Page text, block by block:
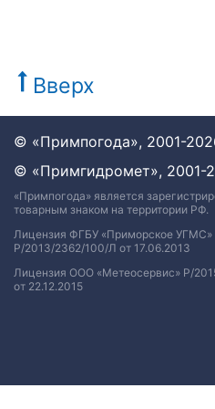
Вверх
© «Примпогода», 2001-
© «Примгидромет», 2001-
«Примпогода» является
товарным знаком на территории РФ.
Лицензия ФГБУ «Приморское УГМС»
Р/2013/2362/100/Л от 17.06.2013
Лицензия ООО «Метеосервис» Р/
от 22.12.2015